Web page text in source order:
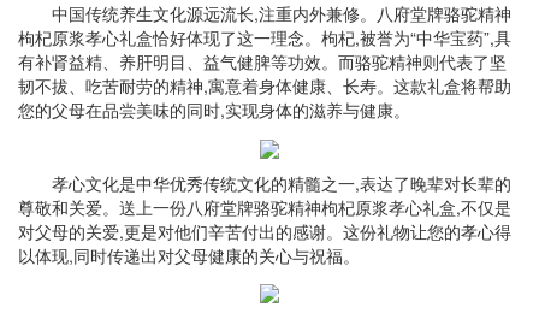
中国传统养生文化源远流长,注重内外兼修。八府堂牌骆驼精神
枸杞原浆孝心礼盒恰好体现了这一理念。枸杞,被誉为“中华宝药”,具
有补肾益精、养肝明目、益气健脾等功效。而骆驼精神则代表了坚
韧不拔、吃苦耐劳的精神,寓意着身体健康、长寿。这款礼盒将帮助
您的父母在品尝美味的同时,实现身体的滋养与健康。
孝心文化是中华优秀传统文化的精髓之一,表达了晚辈对长辈的
尊敬和关爱。送上一份八府堂牌骆驼精神枸杞原浆孝心礼盒,不仅是
对父母的关爱,更是对他们辛苦付出的感谢。这份礼物让您的孝心得
以体现,同时传递出对父母健康的关心与祝福。